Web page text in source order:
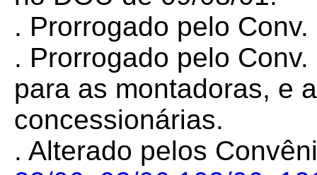
. Prorrogado pelo
. Prorrogado pelo
para as montadoras, e
concessionárias.
. Alterado pelos